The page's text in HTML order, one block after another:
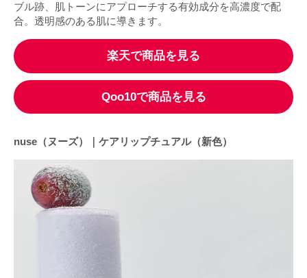
ブル跡、肌トーンにアプローチする有効成分を高濃度で配
合。透明感のある肌に導きます。
楽天で商品を見る
Qoo10で商品を見る
nuse（ヌーズ）｜ケアリップチュアル（新色）